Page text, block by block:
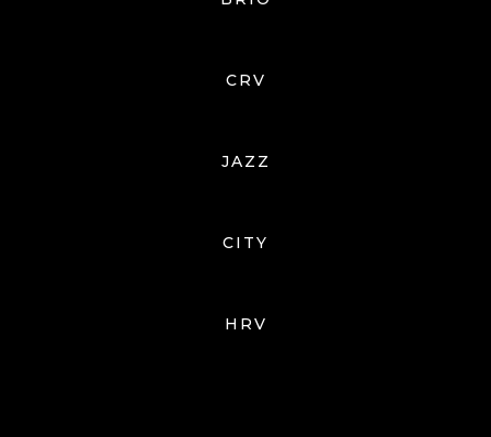
CRV
JAZZ
CITY
HRV